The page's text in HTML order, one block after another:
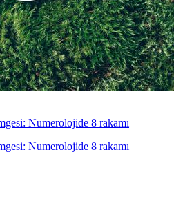
Numerolojide 8 rakamı
Numerolojide 8 rakamı